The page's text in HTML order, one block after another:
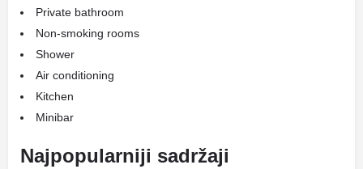
Private bathroom
Non-smoking rooms
Shower
Air conditioning
Kitchen
Minibar
Najpopularniji sadržaji